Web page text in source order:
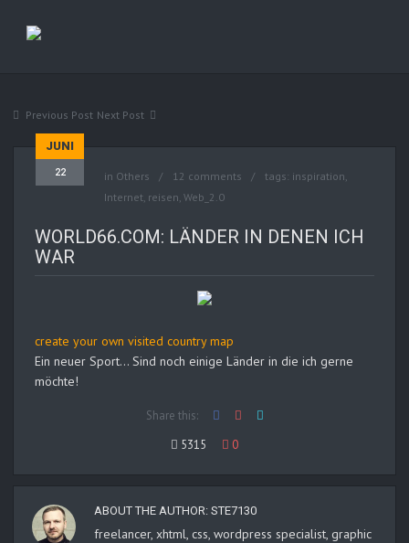
Previous Post Next Post
JUNI
22 in Others 12 comments tags: inspiration,
Internet, reisen, Web_2.0
WORLD66.COM: LÄNDER IN DENEN ICH
WAR
create your own visited country map
Ein neuer Sport… Sind noch einige Länder in die ich gerne
möchte!
Share this:
5315
0
ABOUT THE AUTHOR: STE7130
freelancer, xhtml, css, wordpress specialist, graphic